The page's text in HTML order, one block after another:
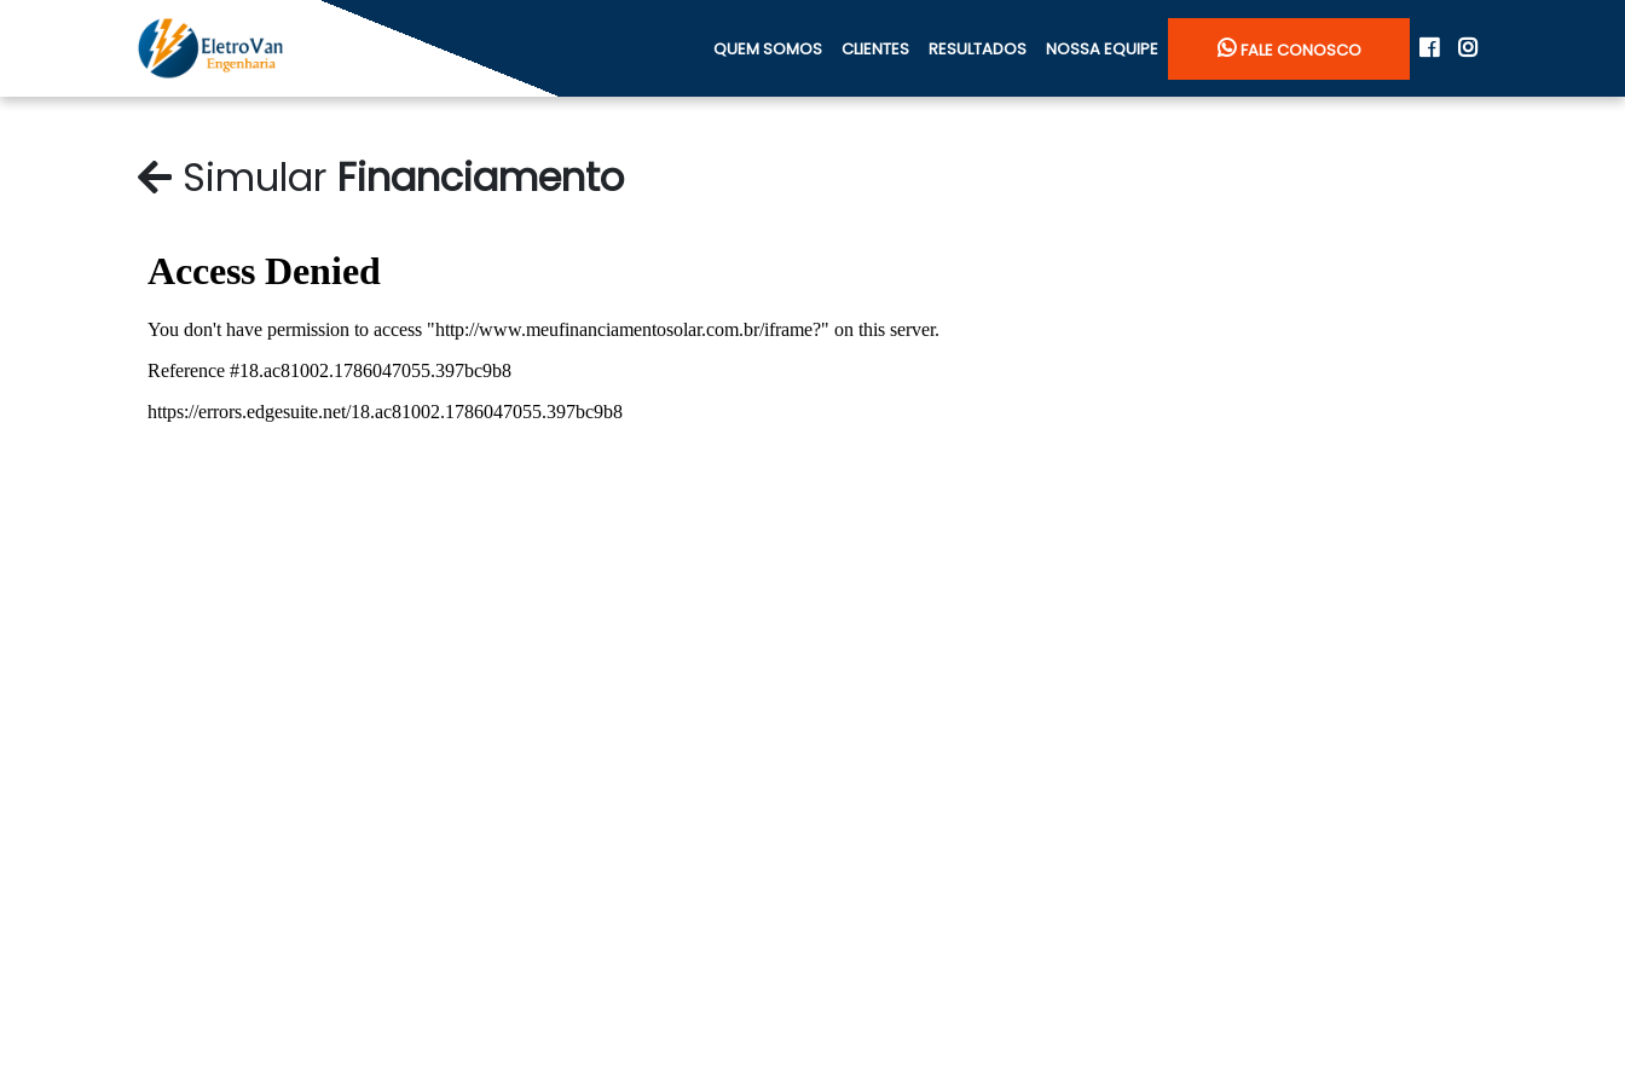
QUEM SOMOS CLIENTES RESULTADOS NOSSA EQUIPE FALE CONOSCO
Simular Financiamento